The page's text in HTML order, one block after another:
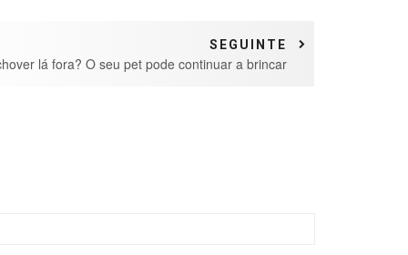
SEGUINTE
lá fora? O seu pet pode continuar a brincar